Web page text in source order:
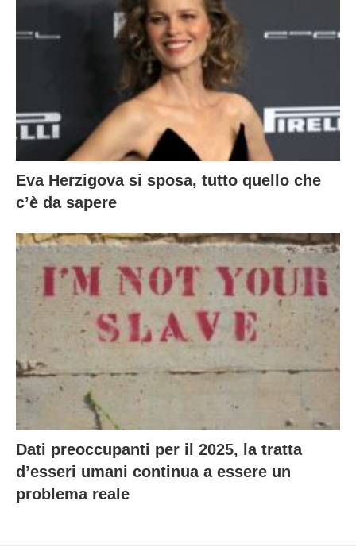
Eva Herzigova si sposa, tutto quello che
c’è da sapere
Dati preoccupanti per il 2025, la tratta
d’esseri umani continua a essere un
problema reale